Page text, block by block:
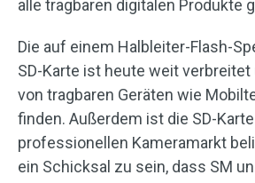
alle tragbaren digitalen Produkte
Die auf einem Halbleiter-Flash-
SD-Karte ist heute weit verbreitet
von tragbaren Geräten wie
finden. Außerdem ist die SD-
professionellen Kameramarkt
ein Schicksal zu sein, dass SM